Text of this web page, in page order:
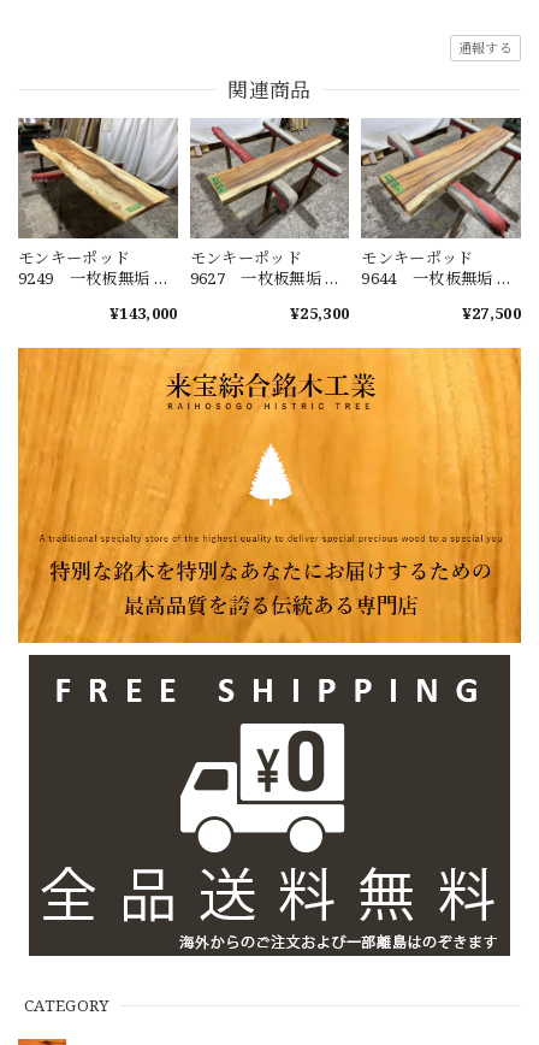
CATEGORY
通報する
関連商品
モンキーポッド
9249 一枚板無垢 乾
ｘ43mm 天板のみ
ーテーブル ダイニ
ングテーブル
¥143,000
モンキーポッド
9627 一枚板無垢 乾
ｘ40mm カウンタ
ル ダイニングテー
ブル
¥25,300
モンキーポッド
9644 一枚板無垢 乾
ｘ50mm カウンタ
ル ダイニングテー
ブル
¥27,500